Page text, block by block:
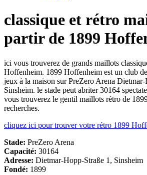
classique et rétro
partir de 1899
ici vous trouverez de grands maillots
Hoffenheim. 1899 Hoffenheim est un club
jeux à la maison sur PreZero Arena
Sinsheim. le stade peut abriter 30164
vous trouverez le gentil maillots rétro de
recherches.
cliquez ici pour trouver votre rétro 1899
Stade: PreZero Arena
Capacité: 30164
Adresse: Dietmar-Hopp-Straße 1, Sinsheim
Fondé: 1899